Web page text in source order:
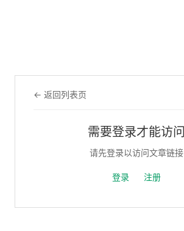
← 返回列表页
需要登录才能访问
请先登录以访问文章链接
登录 注册